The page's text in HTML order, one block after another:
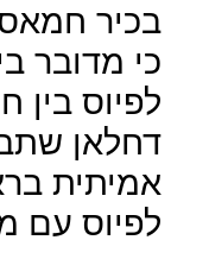
בכיר
כי מדובר
לפיוס
דחלאן
אמיתית
לפיוס עם